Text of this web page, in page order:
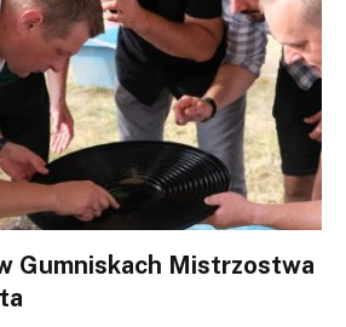
Gumniskach Mistrzostwa